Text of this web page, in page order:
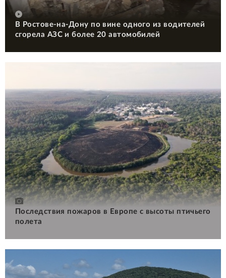
В Ростове-на-Дону по вине одного из водителей
сгорела АЗС и более 20 автомобилей
Последствия пожаров в Европе с высоты птичьего
полета